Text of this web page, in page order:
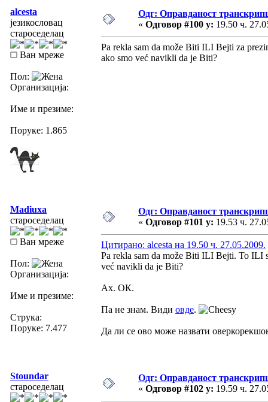
alcesta
језикословац
староседелац
Ван мреже
Пол:
Организација:
Име и презиме:
Поруке: 1.865
Одг: Оправданост
« Одговор #100 у: 19.50 ч.
Pa rekla sam da može Biti ILI Bejti za
ako smo već navikli da je Biti?
Madiuxa
староседелац
Ван мреже
Пол:
Организација:
Име и презиме:
Струка:
Поруке: 7.477
Одг: Оправданост
« Одговор #101 у: 19.53 ч.
Цитирано: alcesta на 19.50 ч. 27.05.2009.
Pa rekla sam da može Biti ILI Bejti. To ILI
već navikli da je Biti?
Ах. ОК.
Па не знам. Види овде.
Да ли се ово може назвати
Stoundar
староседелац
Одг: Оправданост
« Одговор #102 у: 19.59 ч.